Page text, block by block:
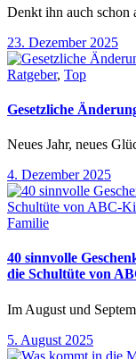
Denkt ihn auch schon
23. Dezember 2025
Ratgeber, Top
Gesetzliche
Neues Jahr, neues
4. Dezember 2025
Familie
40 sinnvolle
die Schultüte von
Im August und
5. August 2025